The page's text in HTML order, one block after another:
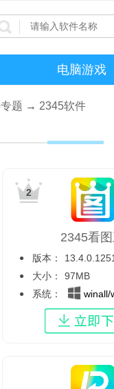
电脑游戏
题 → 2345软件
2345看
版本：
大小：
97MB
系统：
winall/